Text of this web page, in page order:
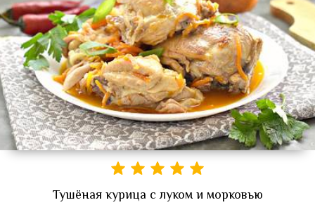
Тушёная курица с луком и морковью